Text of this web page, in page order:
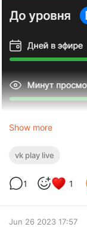
Show more
vk play live
1 1
Jun 26 2023 17:57